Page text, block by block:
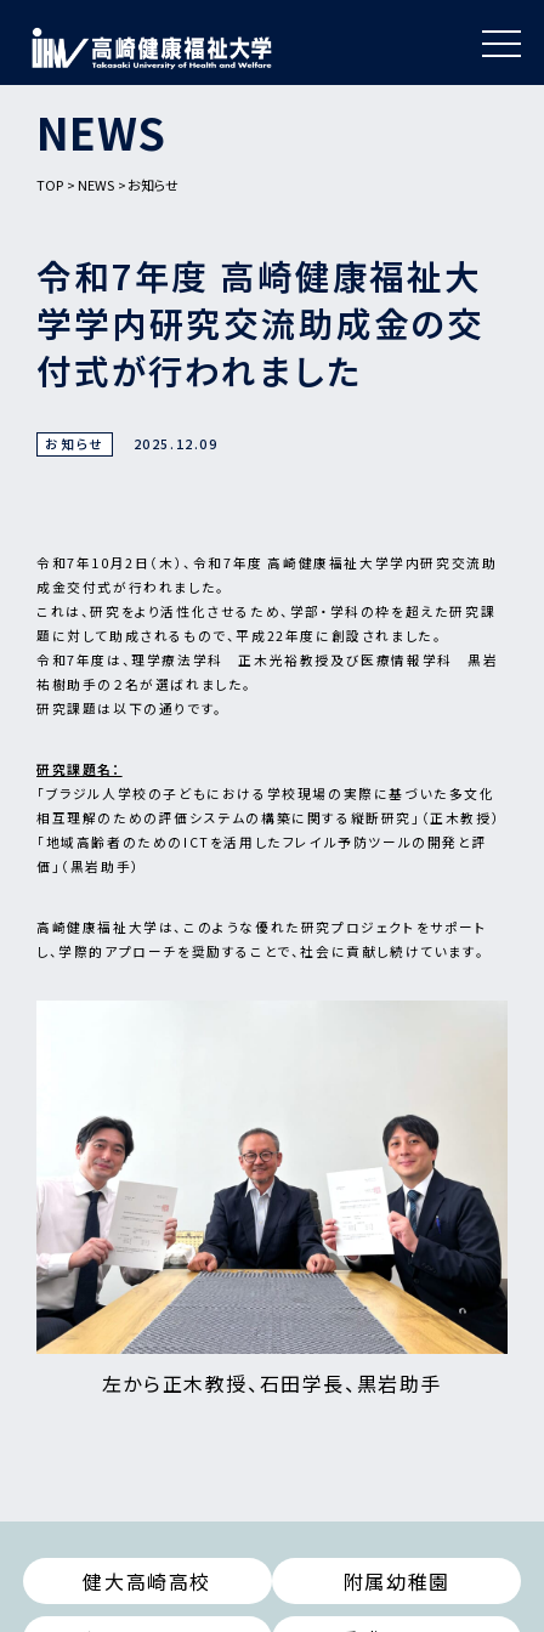
NEWS
TOP NEWS お知らせ
令和7年度 高崎健康福祉大
学学内研究交流助成金の交
付式が行われました
お知らせ 2025.12.09
令和7年10月2日（木）、令和7年度 高崎健康福祉大学学内研究交流助
成金交付式が行われました。
これは、研究をより活性化させるため、学部・学科の枠を超えた研究課
題に対して助成されるもので、平成22年度に創設されました。
令和7年度は、理学療法学科 正木光裕教授及び医療情報学科 黒岩
祐樹助手の２名が選ばれました。
研究課題は以下の通りです。
研究課題名：
「ブラジル人学校の子どもにおける学校現場の実際に基づいた多文化
相互理解のための評価システムの構築に関する縦断研究」（正木教授）
「地域高齢者のためのICTを活用したフレイル予防ツールの開発と評
価」（黒岩助手）
高崎健康福祉大学は、このような優れた研究プロジェクトをサポート
し、学際的アプローチを奨励することで、社会に貢献し続けています。
左から正木教授、石田学長、黒岩助手
健大高崎高校
附属幼稚園